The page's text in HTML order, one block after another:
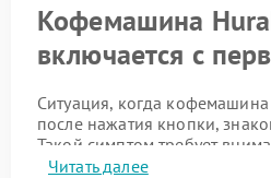
Кофемашина
включается с
Ситуация, когда кофемашина
после нажатия кнопки,
Такой симптом требует
указывать на нарушения в
Читать далее